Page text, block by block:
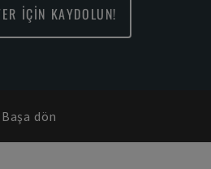
İÇİN KAYDOLUN!
Başa dön